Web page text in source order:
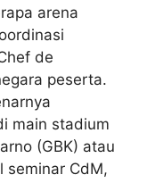
arena
de
peserta.
main stadium
(GBK) atau
seminar CdM,